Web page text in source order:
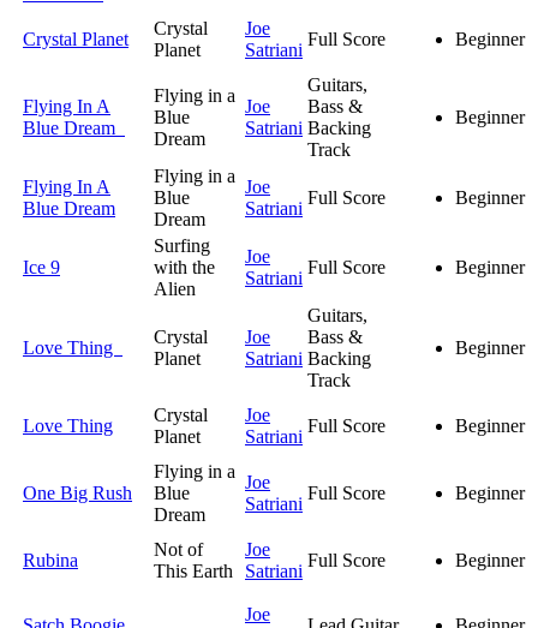
Crystal Planet
Crystal
Planet
Joe
Satriani
Full Score Beginner
Flying In A
Blue Dream
Flying in a
Blue
Dream
Joe
Satriani
Guitars,
Bass &
Backing
Track
Beginner
Flying In A
Blue Dream
Flying in a
Blue
Dream
Joe
Satriani
Full Score Beginner
Ice 9
Surfing
with the
Alien
Joe
Satriani
Full Score Beginner
Love Thing
Crystal
Planet
Joe
Satriani
Guitars,
Bass &
Backing
Track
Beginner
Love Thing
Crystal
Planet
Joe
Satriani
Full Score Beginner
One Big Rush
Flying in a
Blue
Dream
Joe
Satriani
Full Score Beginner
Rubina
Not of
This Earth
Joe
Satriani
Full Score Beginner
Joe